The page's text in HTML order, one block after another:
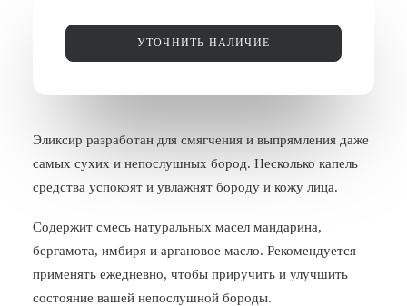
АКАДЕМИЯ БАРБЕРОВ
МОДЕЛЯМ
ФРАНШИЗА
БЛОГ
ПОЖАЛОВАТЬСЯ
УТОЧНИТЬ НАЛИЧИЕ
Эликсир разработан для смягчения и выпрямления даже
самых сухих и непослушных бород. Несколько капель
средства успокоят и увлажнят бороду и кожу лица.
Содержит смесь натуральных масел мандарина,
бергамота, имбиря и аргановое масло. Рекомендуется
применять ежедневно, чтобы приручить и улучшить
состояние вашей непослушной бороды.